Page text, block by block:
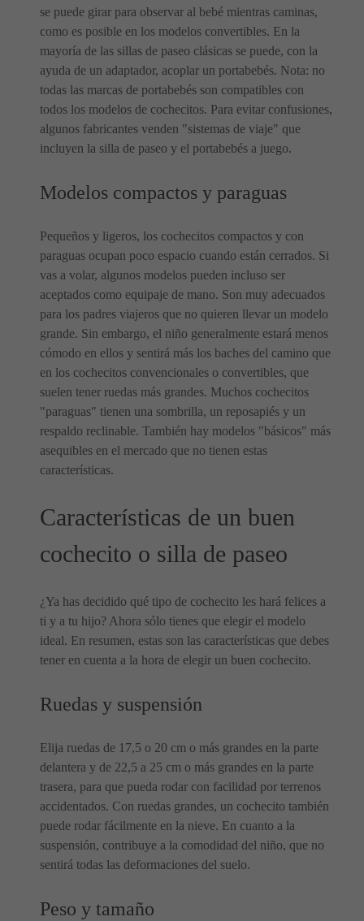
se puede girar para observar al bebé mientras caminas,
como es posible en los modelos convertibles. En la
mayoría de las sillas de paseo clásicas se puede, con la
ayuda de un adaptador, acoplar un portabebés. Nota: no
todas las marcas de portabebés son compatibles con
todos los modelos de cochecitos. Para evitar confusiones,
algunos fabricantes venden "sistemas de viaje" que
incluyen la silla de paseo y el portabebés a juego.
Modelos compactos y paraguas
Pequeños y ligeros, los cochecitos compactos y con
paraguas ocupan poco espacio cuando están cerrados. Si
vas a volar, algunos modelos pueden incluso ser
aceptados como equipaje de mano. Son muy adecuados
para los padres viajeros que no quieren llevar un modelo
grande. Sin embargo, el niño generalmente estará menos
cómodo en ellos y sentirá más los baches del camino que
en los cochecitos convencionales o convertibles, que
suelen tener ruedas más grandes. Muchos cochecitos
"paraguas" tienen una sombrilla, un reposapiés y un
respaldo reclinable. También hay modelos "básicos" más
asequibles en el mercado que no tienen estas
características.
Características de un buen
cochecito o silla de paseo
¿Ya has decidido qué tipo de cochecito les hará felices a
ti y a tu hijo? Ahora sólo tienes que elegir el modelo
ideal. En resumen, estas son las características que debes
tener en cuenta a la hora de elegir un buen cochecito.
Ruedas y suspensión
Elija ruedas de 17,5 o 20 cm o más grandes en la parte
delantera y de 22,5 a 25 cm o más grandes en la parte
trasera, para que pueda rodar con facilidad por terrenos
accidentados. Con ruedas grandes, un cochecito también
puede rodar fácilmente en la nieve. En cuanto a la
suspensión, contribuye a la comodidad del niño, que no
sentirá todas las deformaciones del suelo.
Peso y tamaño